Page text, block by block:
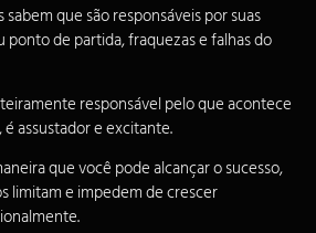
sabem que são responsáveis por suas
ponto de partida, fraquezas e falhas do
responsável pelo que acontece
assustador e excitante.
que você pode alcançar o sucesso,
limitam e impedem de crescer